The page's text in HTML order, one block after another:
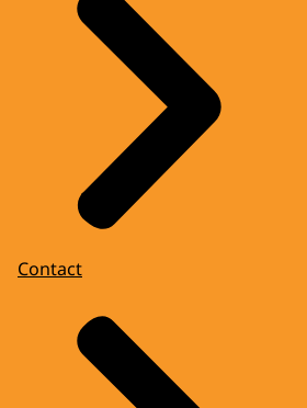
Contact